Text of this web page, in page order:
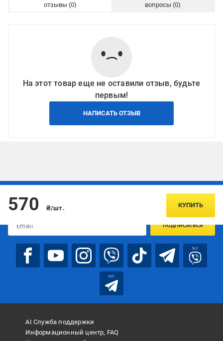
отзывы вопросы
На этот товар еще не оставили отзыв, будьте
первым!
НАПИСАТЬ ОТЗЫВ
570 ₴/шт. КУПИТЬ
Подписывайтесь, чтобы узнавать первым об акцияx и
ПОДПИСАТЬСЯ
bot
bot
AI Служба поддержки
Информационный центр, FAQ